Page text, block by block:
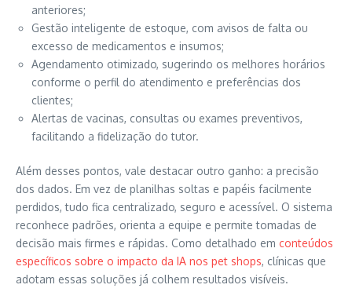
anteriores;
Gestão inteligente de estoque, com avisos de falta ou
excesso de medicamentos e insumos;
Agendamento otimizado, sugerindo os melhores horários
conforme o perfil do atendimento e preferências dos
clientes;
Alertas de vacinas, consultas ou exames preventivos,
facilitando a fidelização do tutor.
Além desses pontos, vale destacar outro ganho: a precisão
dos dados. Em vez de planilhas soltas e papéis facilmente
perdidos, tudo fica centralizado, seguro e acessível. O sistema
reconhece padrões, orienta a equipe e permite tomadas de
decisão mais firmes e rápidas. Como detalhado em conteúdos
específicos sobre o impacto da IA nos pet shops, clínicas que
adotam essas soluções já colhem resultados visíveis.